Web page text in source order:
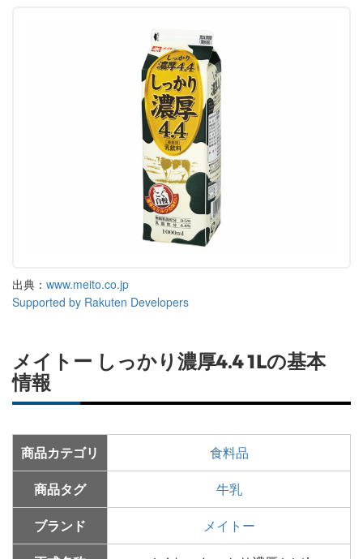
出典： www.meito.co.jp
Supported by Rakuten Developers
メイトー しっかり濃厚4.4 1Lの基本
情報
商品カテゴリ
食料品
商品タグ
牛乳
ブランド
メイトー